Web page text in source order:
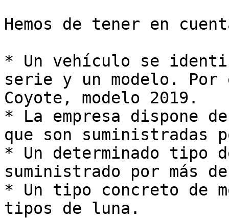
Hemos de tener en
* Un vehículo se
serie y un modelo. Por
Coyote, modelo 2019.
* La empresa dispone
que son
* Un determinado tipo
suministrado por más
* Un tipo concreto de
tipos de luna.